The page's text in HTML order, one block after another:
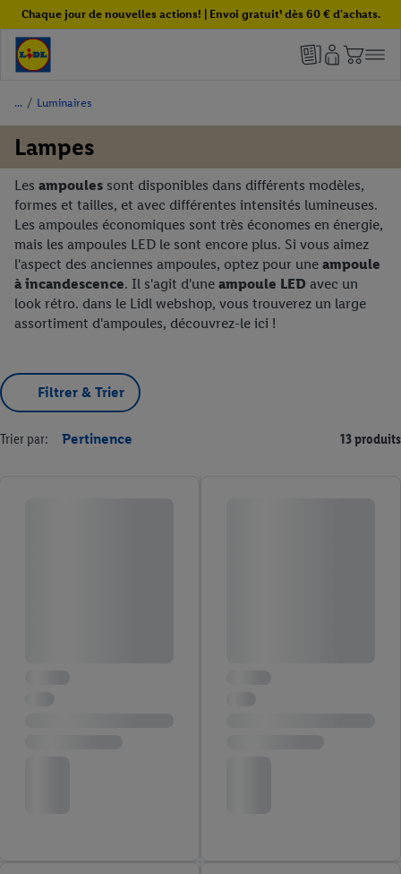
Chaque jour de nouvelles actions! | Envoi gratuit¹ dès 60 € d'achats.
/ Luminaires
Lampes
Les ampoules sont disponibles dans différents modèles,
formes et tailles, et avec différentes intensités lumineuses.
Les ampoules économiques sont très économes en énergie,
mais les ampoules LED le sont encore plus. Si vous aimez
l'aspect des anciennes ampoules, optez pour une ampoule
à incandescence. Il s'agit d'une ampoule LED avec un
look rétro. dans le Lidl webshop, vous trouverez un large
assortiment d'ampoules, découvrez-le ici !
Filtrer & Trier
Trier par: Pertinence 13 produits